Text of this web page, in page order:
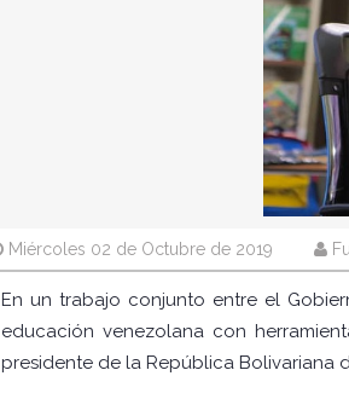
Miércoles 02 de Octubre de 2019
En un trabajo conjunto entre el
educación venezolana con
presidente de la República Bolivariana